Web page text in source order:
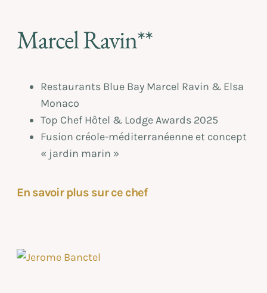
Marcel Ravin**
Restaurants Blue Bay Marcel Ravin & Elsa
Monaco
Top Chef Hôtel & Lodge Awards 2025
Fusion créole-méditerranéenne et concept
« jardin marin »
En savoir plus sur ce chef